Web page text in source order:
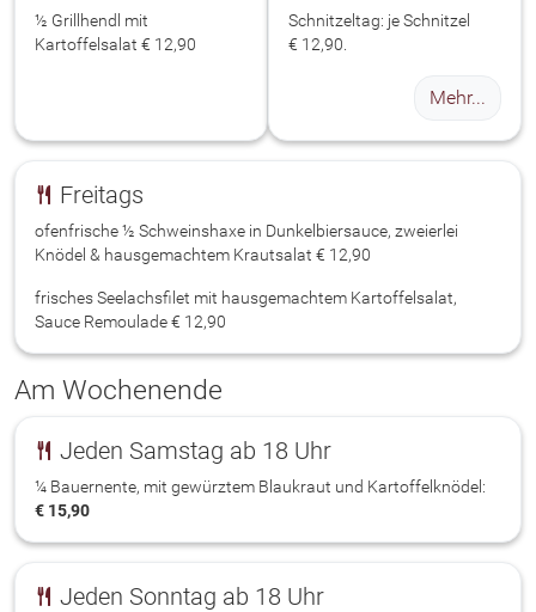
½ Grillhendl mit
Kartoffelsalat € 12,90
Schnitzeltag: je Schnitzel
€ 12,90
Mehr...
Freitags
ofenfrische ½ Schweinshaxe in Dunkelbiersauce, zweierlei
Knödel & hausgemachtem Krautsalat € 12,90
frisches Seelachsfilet mit hausgemachtem Kartoffelsalat,
Sauce Remoulade€ 12,90
Am Wochenende
Jeden Samstag ab 18 Uhr
¼ Bauernente, mit gewürztem Blaukraut und Kartoffelknödel:
€ 15,90
Jeden Sonntag ab 18 Uhr